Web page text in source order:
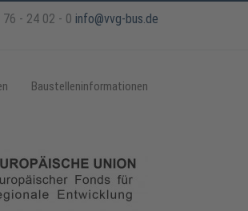
76 - 24 02 - 0 info@vvg-bus.de
Baustelleninformationen